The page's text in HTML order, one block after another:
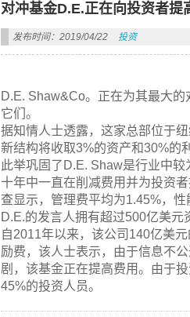
对冲基金D.E.正在向投资者提
发布时间：2019/04/22 投资
D.E. Shaw&Co。正在为其最大
它们。
据知情人士透露，这家总部位于
新结构将收取3%的资产和30%的
此举巩固了D.E. Shaw是行业中
十年中一直在削减费用并为投资
查显示，管理费平均为1.45%，性
D.E.的发言人拥有超过500亿美元
自2011年以来，该公司140亿美
励费，该人士表示，由于信息不
剧，该基金正在提高费用。由于
45%的投资人员。